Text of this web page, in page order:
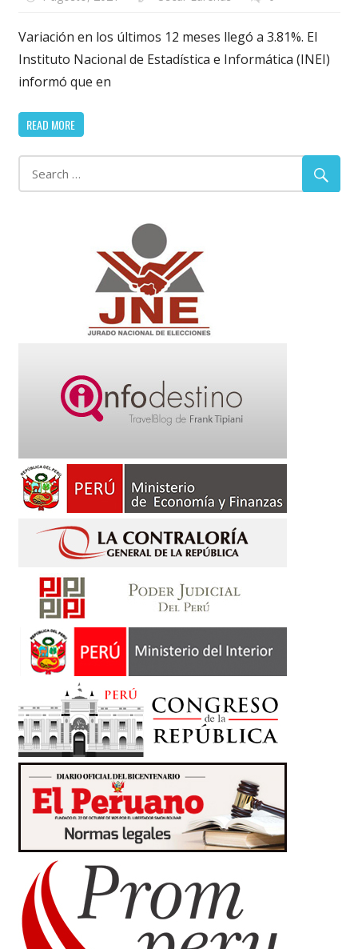
Variación en los últimos 12 meses llegó a 3.81%. El
Instituto Nacional de Estadística e Informática (INEI)
informó que en
READ MORE